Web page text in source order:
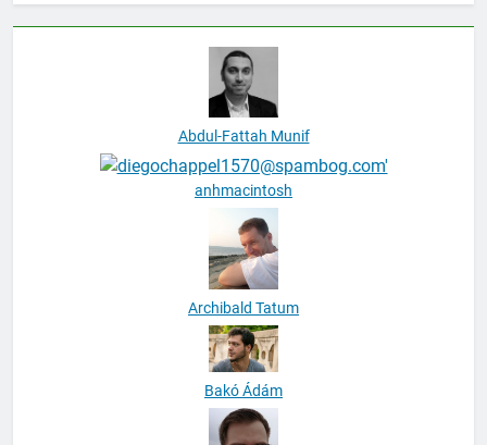
Abdul-Fattah Munif
anhmacintosh
Archibald Tatum
Bakó Ádám